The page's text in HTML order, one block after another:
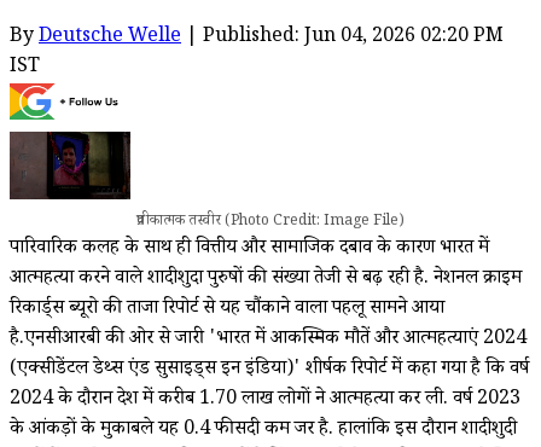
ByDeutsche Welle | Published: Jun 04, 2026 02:20 PM
IST
प्रतीकात्मक तस्वीर (Photo Credit: Image File)
पारिवारिक कलह के साथ ही वित्तीय और सामाजिक दबाव के कारण भारत में
आत्महत्या करने वाले शादीशुदा पुरुषों की संख्या तेजी से बढ़ रही है. नेशनल क्राइम
रिकार्ड्स ब्यूरो की ताजा रिपोर्ट से यह चौंकाने वाला पहलू सामने आया
है.एनसीआरबी की ओर से जारी 'भारत में आकस्मिक मौतें और आत्महत्याएं 2024
(एक्सीडेंटल डेथ्स एंड सुसाइड्स इन इंडिया)' शीर्षक रिपोर्ट में कहा गया है कि वर्ष
2024 के दौरान देश में करीब 1.70 लाख लोगों ने आत्महत्या कर ली. वर्ष 2023
के आंकड़ों के मुकाबले यह 0.4 फीसदी कम जरूर है. हालांकि इस दौरान शादीशुदी